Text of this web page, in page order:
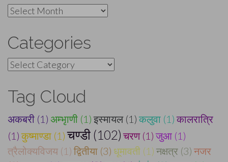
Archives
Categories
Categories
Tag Cloud
अकबरी (1) अम्भृाणी (1) इस्मायल (1) कलुवा (1) कालरात्रि
(1) कुष्माण्डा (1) चण्डी (102) चरण (1) जुआ (1)
त्रैलोक्यविजय (1) द्वितीया (3) धूमावती (1) नक्षत्र (3) नजर